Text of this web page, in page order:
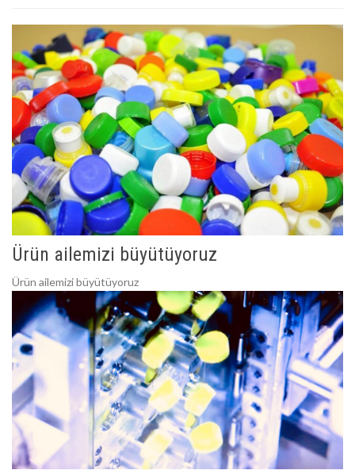
Ürün ailemizi büyütüyoruz
Ürün ailemizi büyütüyoruz